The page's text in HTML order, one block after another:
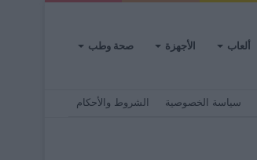
ألعاب الأجهزة صحة وطب
سياسة الخصوصية الشروط والأحكام